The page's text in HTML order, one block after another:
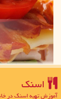
اسنك
آموزش تهیه اسنک در